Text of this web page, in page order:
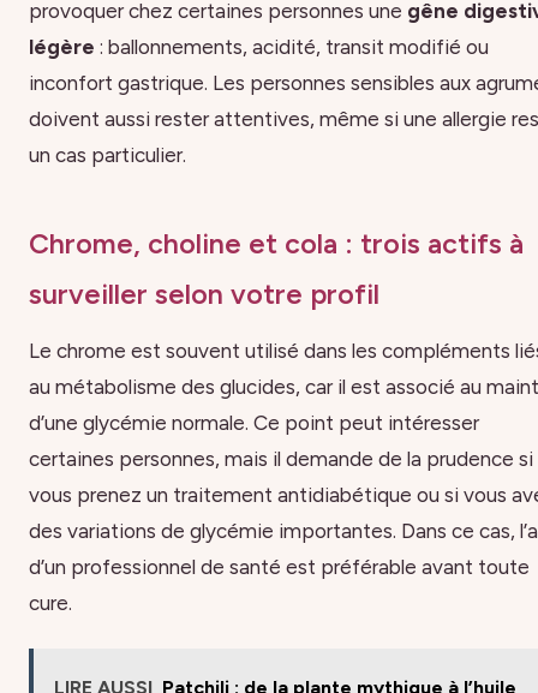
provoquer chez certaines personnes une gêne
légère : ballonnements, acidité, transit modifié ou
inconfort gastrique. Les personnes sensibles aux
doivent aussi rester attentives, même si une allergie
un cas particulier.
Chrome, choline et cola : trois actifs à
surveiller selon votre profil
Le chrome est souvent utilisé dans les compléments
au métabolisme des glucides, car il est associé au
d’une glycémie normale. Ce point peut intéresser
certaines personnes, mais il demande de la prudence si
vous prenez un traitement antidiabétique ou si vous
des variations de glycémie importantes. Dans ce cas,
d’un professionnel de santé est préférable avant toute
cure.
LIRE AUSSI Patchili : de la plante mythique à l’huile